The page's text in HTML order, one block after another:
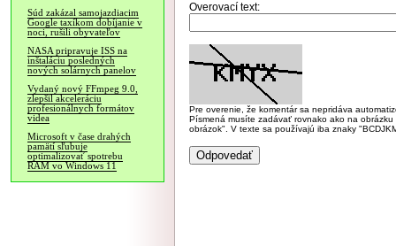
Súd zakázal samojazdiacim
Google taxíkom dobíjanie v
noci, rušili obyvateľov
NASA pripravuje ISS na
inštaláciu posledných
nových solárnych panelov
Vydaný nový FFmpeg 9.0,
zlepšil akceleráciu
profesionálnych formátov
videa
Microsoft v čase drahých
pamätí sľubuje
optimalizovať spotrebu
RAM vo Windows 11
Overovací text:
Pre overenie, že komentár sa nepridáva
Písmená musíte zadávať rovnako ako na
obrázok". V texte sa používajú iba znaky